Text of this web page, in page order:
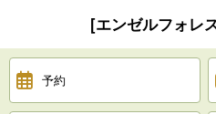
[エンゼルフォレ
予約